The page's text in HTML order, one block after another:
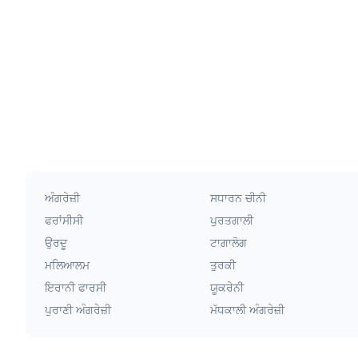
ਅੰਗਰੇਜ਼ੀ
ਸਧਾਰਨ ਚੀਨੀ
ਫਰਾਂਸੀਸੀ
ਪੁਰਤਗਾਲੀ
ਉਰਦੂ
ਟਾਗਾਲੋਗ
ਮਲਿਆਲਮ
ਤੁਰਕੀ
ਇਰਾਨੀ ਫਾਰਸੀ
ਯੂਕਰੇਨੀ
ਪੁਰਾਣੀ ਅੰਗਰੇਜ਼ੀ
ਮੱਧਕਾਲੀ ਅੰਗਰੇਜ਼ੀ